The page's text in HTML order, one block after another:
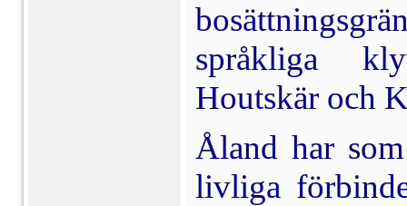
språkliga
Houtskär och
Åland har
livliga